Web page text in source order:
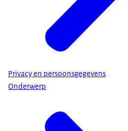
Privacy en persoonsgegevens
Onderwerp